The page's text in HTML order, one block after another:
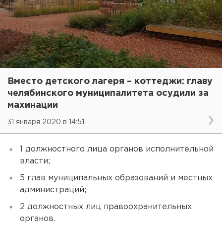
Вместо детского лагеря – коттеджи: главу
челябинского муниципалитета осудили за
махинации
31 января 2020 в 14:51
1 должностного лица органов исполнительной
власти;
5 глав муниципальных образований и местных
администраций;
2 должностных лиц правоохранительных
органов.